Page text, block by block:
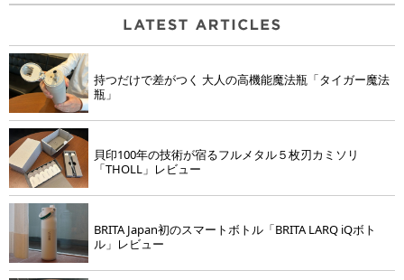
持つだけで差がつく 大人の高機能魔法瓶「タイガー魔法
瓶」
貝印100年の技術が宿るフルメタル５枚刃カミソリ
「THOLL」レビュー
BRITA Japan初のスマートボトル「BRITA LARQ iQボト
ル」レビュー